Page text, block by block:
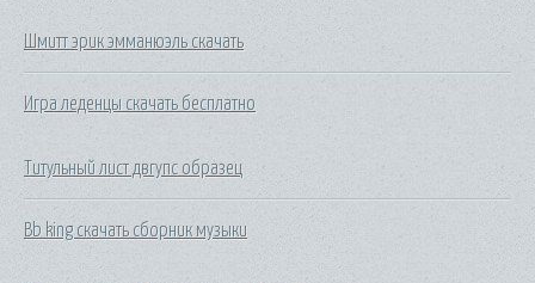
Шмитт эрик эмманюэль скачать
Игра леденцы скачать бесплатно
Титульный лист двгупс образец
Bb king скачать сборник музыки